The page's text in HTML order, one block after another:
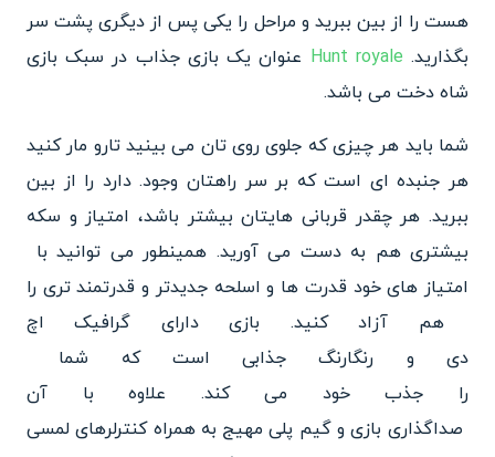
هست را از بین ببرید و مراحل را یکی پس از دیگری پشت سر
بگذارید. Hunt royale عنوان یک بازی جذاب در سبک بازی
شاه دخت می باشد.
شما باید هر چیزی که جلوی روی تان می بینید تارو مار کنید
هر جنبده ای است که بر سر راهتان وجود. دارد را از بین
ببرید. هر چقدر قربانی هایتان بیشتر باشد، امتیاز و سکه
بیشتری هم به دست می آورید. همینطور می توانید با
امتیاز های خود قدرت ها و اسلحه جدیدتر و قدرتمند تری را
هم آز اد کنید. بازی دارای گرافیک اچ
دی و رنگارنگ جذابی است که شما
را جذب خود می کند. علاوه با آن
صداگذاری بازی و گیم پلی مهیج به همراه کنترلرهای لمسی